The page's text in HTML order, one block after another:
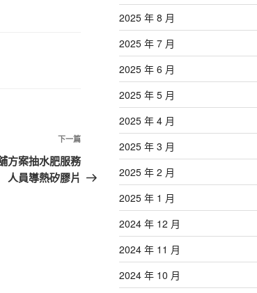
下
一
篇
下一篇
方案抽水肥服務
人員導熱矽膠片
2025 年 8 月
2025 年 7 月
2025 年 6 月
2025 年 5 月
2025 年 4 月
2025 年 3 月
2025 年 2 月
2025 年 1 月
2024 年 12 月
2024 年 11 月
2024 年 10 月